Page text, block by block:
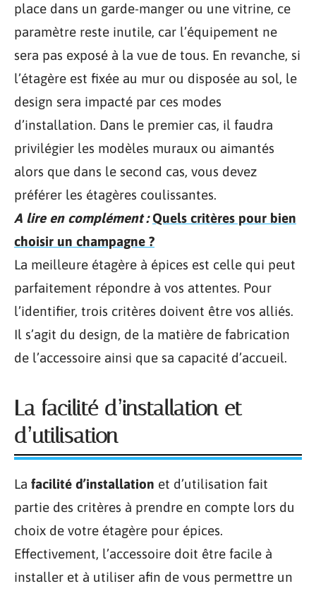
place dans un garde-manger ou une vitrine, ce
paramètre reste inutile, car l’équipement ne
sera pas exposé à la vue de tous. En revanche, si
l’étagère est fixée au mur ou disposée au sol, le
design sera impacté par ces modes
d’installation. Dans le premier cas, il faudra
privilégier les modèles muraux ou aimantés
alors que dans le second cas, vous devez
préférer les étagères coulissantes.
A lire en complément : Quels critères pour bien
choisir un champagne ?
La meilleure étagère à épices est celle qui peut
parfaitement répondre à vos attentes. Pour
l’identifier, trois critères doivent être vos alliés.
Il s’agit du design, de la matière de fabrication
de l’accessoire ainsi que sa capacité d’accueil.
La facilité d’installation et
d’utilisation
La facilité d’installation et d’utilisation fait
partie des critères à prendre en compte lors du
choix de votre étagère pour épices.
Effectivement, l’accessoire doit être facile à
installer et à utiliser afin de vous permettre un